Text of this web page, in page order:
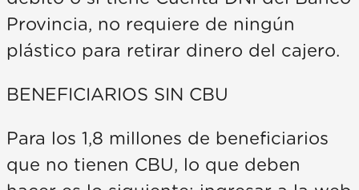
Provincia, no requiere de ningún
plástico para retirar dinero del cajero.
BENEFICIARIOS SIN CBU
Para los 1,8 millones de beneficiarios
que no tienen CBU, lo que deben